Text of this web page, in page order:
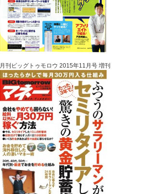
月刊ビッグトゥモロウ 2015年11月号 増刊